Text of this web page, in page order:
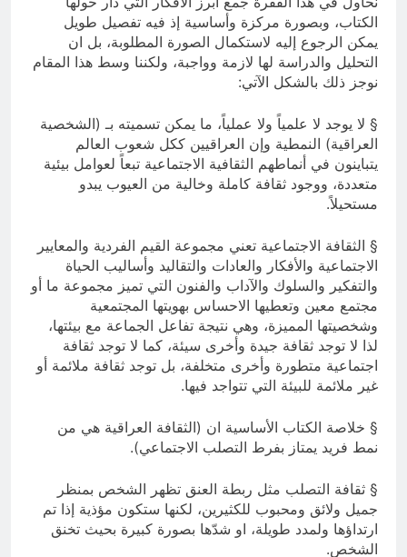
الكتاب، وبصورة مركزة وأساسية إذ فيه تفصيل طويل
يمكن الرجوع إليه لاستكمال الصورة المطلوبة، بل ان
التحليل والدراسة لها لازمة وواجبة، ولكننا وسط هذا المقام
نوجز ذلك بالشكل الآتي:
§ لا يوجد لا علمياً ولا عملياً، ما يمكن تسميته بـ (الشخصية
العراقية) النمطية وإن العراقيين ككل شعوب العالم
يتباينون في أنماطهم الثقافية الاجتماعية تبعاً لعوامل بيئية
متعددة، ووجود ثقافة كاملة وخالية من العيوب يبدو
مستحيلاً.
§ الثقافة الاجتماعية تعني مجموعة القيم الفردية والمعايير
الاجتماعية والأفكار والعادات والتقاليد وأساليب الحياة
والتفكير والسلوك والآداب والفنون التي تميز مجموعة ما أو
مجتمع معين وتعطيها الاحساس بهويتها المجتمعية
وشخصيتها المميزة، وهي نتيجة تفاعل الجماعة مع بيئتها،
لذا لا توجد ثقافة جيدة وأخرى سيئة، كما لا توجد ثقافة
اجتماعية متطورة وأخرى متخلفة، بل توجد ثقافة ملائمة أو
غير ملائمة للبيئة التي تتواجد فيها.
§ خلاصة الكتاب الأساسية ان (الثقافة العراقية هي من
نمط فريد يمتاز بفرط التصلب الاجتماعي).
§ ثقافة التصلب مثل ربطة العنق تظهر الشخص بمنظر
جميل ولائق ومحبوب للكثيرين، لكنها ستكون مؤذية إذا تم
ارتداؤها ولمدد طويلة، او شدّها بصورة كبيرة بحيث تخنق
الشخص.